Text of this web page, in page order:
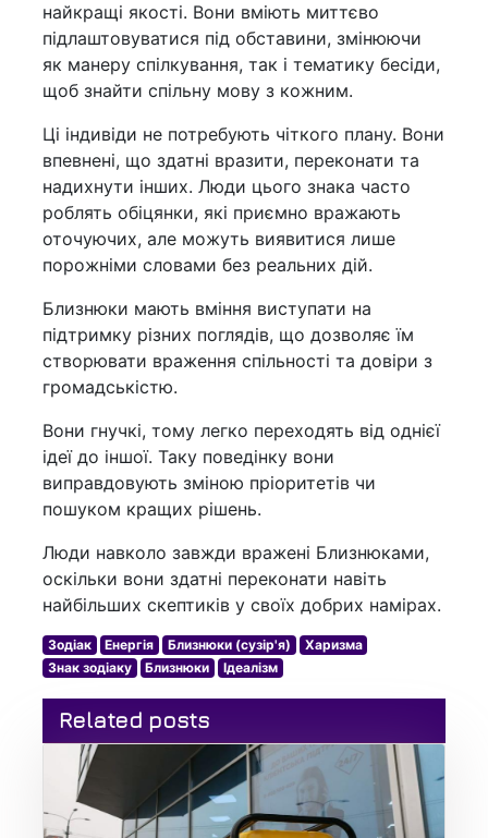
найкращі якості. Вони вміють миттєво
підлаштовуватися під обставини, змінюючи
як манеру спілкування, так і тематику бесіди,
щоб знайти спільну мову з кожним.
Ці індивіди не потребують чіткого плану. Вони
впевнені, що здатні вразити, переконати та
надихнути інших. Люди цього знака часто
роблять обіцянки, які приємно вражають
оточуючих, але можуть виявитися лише
порожніми словами без реальних дій.
Близнюки мають вміння виступати на
підтримку різних поглядів, що дозволяє їм
створювати враження спільності та довіри з
громадськістю.
Вони гнучкі, тому легко переходять від однієї
ідеї до іншої. Таку поведінку вони
виправдовують зміною пріоритетів чи
пошуком кращих рішень.
Люди навколо завжди вражені Близнюками,
оскільки вони здатні переконати навіть
найбільших скептиків у своїх добрих намірах.
Зодіак Енергія Близнюки (сузір'я)
Харизма
Знак зодіаку
Близнюки Ідеалізм
Related posts